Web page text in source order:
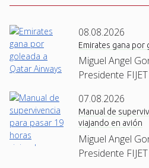
08.08.2026
Emirates gana por
Miguel Angel
Presidente
07.08.2026
Manual de
viajando en avión
Miguel Angel
Presidente